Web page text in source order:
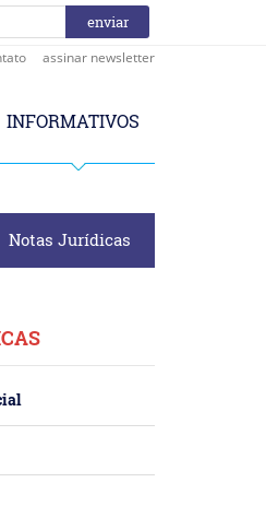
assinar newsletter
INFORMATIVOS
Notas Jurídicas